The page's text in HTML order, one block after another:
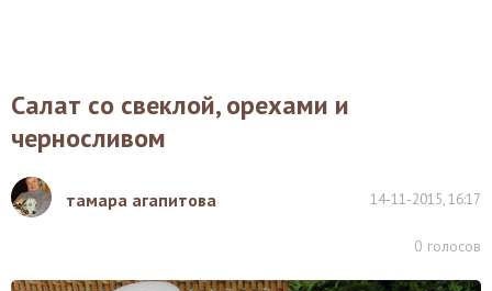
Салат со свеклой, орехами и
черносливом
тамара агапитова 14-11-2015, 16:17
0 голосов